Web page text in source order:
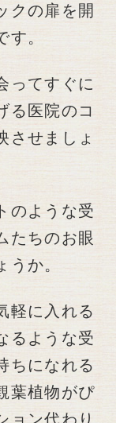
クの扉を開
。
ってすぐに
る医院のコ
させましょ
のような受
たちのお眼
か。
軽に入れる
るような受
ちになれる
葉植物がぴ
ョン代わり